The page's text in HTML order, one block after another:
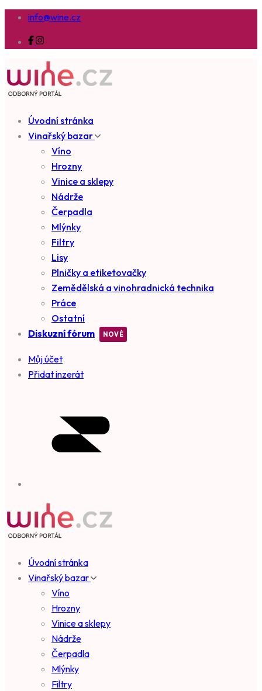
info@wine.cz
Úvodní stránka
Vinařský bazar
Víno
Hrozny
Vinice a sklepy
Nádrže
Čerpadla
Mlýnky
Filtry
Lisy
Plničky a etiketovačky
Zemědělská a vinohradnická technika
Práce
Ostatní
Diskuzní fórum
Můj účet
Přidat inzerát
Úvodní stránka
Vinařský bazar
Víno
Hrozny
Vinice a sklepy
Nádrže
Čerpadla
Mlýnky
Filtry